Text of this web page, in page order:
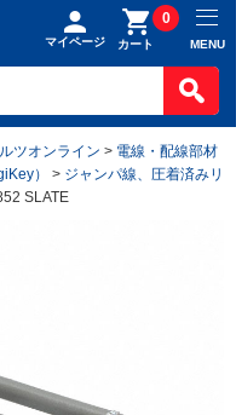
マイページ カート
0
MENU
ツオンライン > 電線・配線部材
） > ジャンパ線、圧着済みリ
SLATE